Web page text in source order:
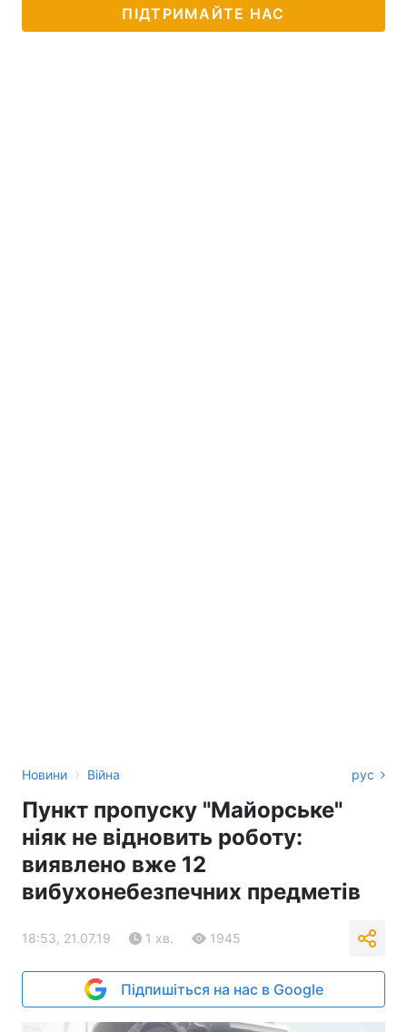
ПІДТРИМАЙТЕ НАС
Новини › Війна рус
Пункт пропуску "Майорське"
ніяк не відновить роботу:
виявлено вже 12
вибухонебезпечних предметів
18:53, 21.07.19 1 хв. 1945
Підпишіться на нас в Google